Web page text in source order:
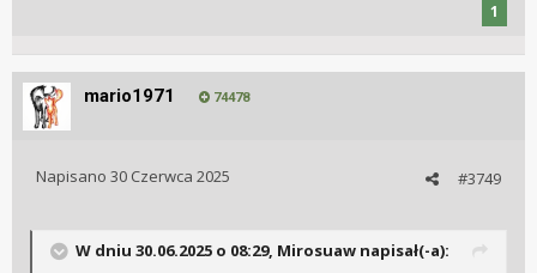
1
mario1971 74478
#3749
Napisano 30 Czerwca 2025
W dniu 30.06.2025 o 08:29, Mirosuaw napisał(-a):